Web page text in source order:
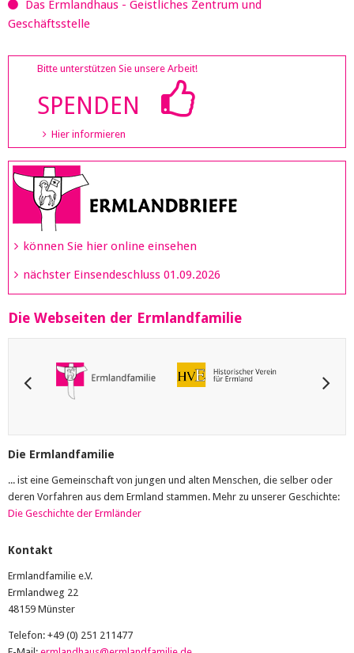
Das Ermlandhaus - Geistliches Zentrum und
Geschäftsstelle
Bitte unterstützen Sie unsere Arbeit!
SPENDEN
Hier informieren
können Sie hier online einsehen
nächster Einsendeschluss 01.09.2026
Die Webseiten der Ermlandfamilie
Die Ermlandfamilie
... ist eine Gemeinschaft von jungen und alten Menschen, die selber oder
deren Vorfahren aus dem Ermland stammen. Mehr zu unserer Geschichte:
Die Geschichte der Ermländer
Kontakt
Ermlandfamilie e.V.
Ermlandweg 22
48159 Münster
Telefon: +49 (0) 251 211477